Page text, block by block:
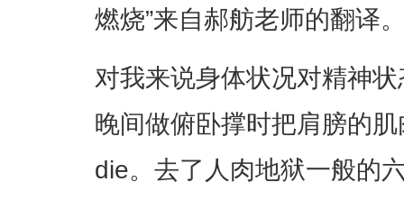
燃烧”来自郝舫老师的翻译
对我来说身体状况对精神
晚间做俯卧撑时把肩膀的
die。去了人肉地狱一般的